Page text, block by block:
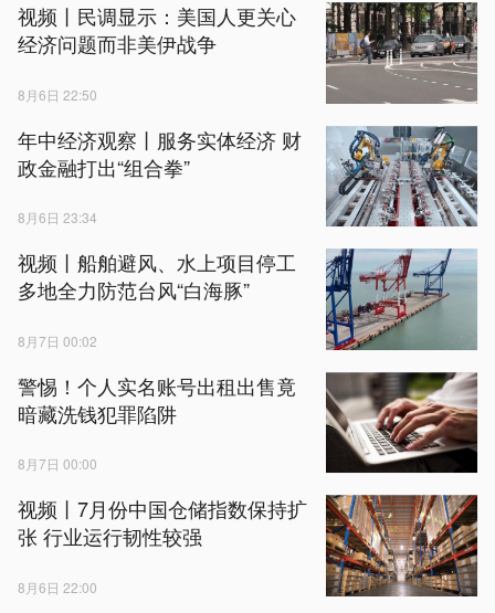
视频丨民调显示：美国人更关心
经济问题而非美伊战争
8月6日 22:50
年中经济观察丨服务实体经济 财
政金融打出“组合拳”
8月6日 23:34
视频丨船舶避风、水上项目停工
多地全力防范台风“白海豚”
8月7日 00:02
警惕！个人实名账号出租出售竟
暗藏洗钱犯罪陷阱
8月7日 00:00
视频丨7月份中国仓储指数保持扩
张 行业运行韧性较强
8月6日 22:00